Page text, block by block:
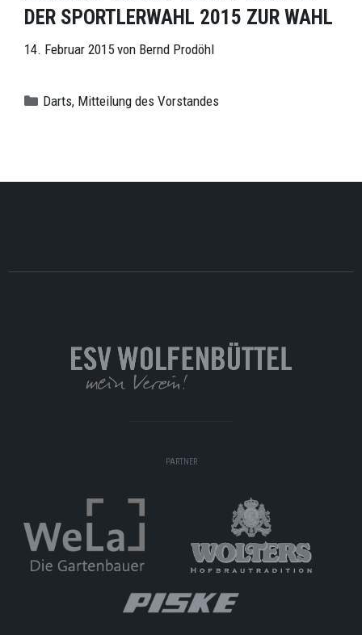
DER SPORTLERWAHL 2015 ZUR WAHL
14. Februar 2015 von Bernd Prodöhl
Kategorien
Darts, Mitteilung des Vorstandes
PARTNER